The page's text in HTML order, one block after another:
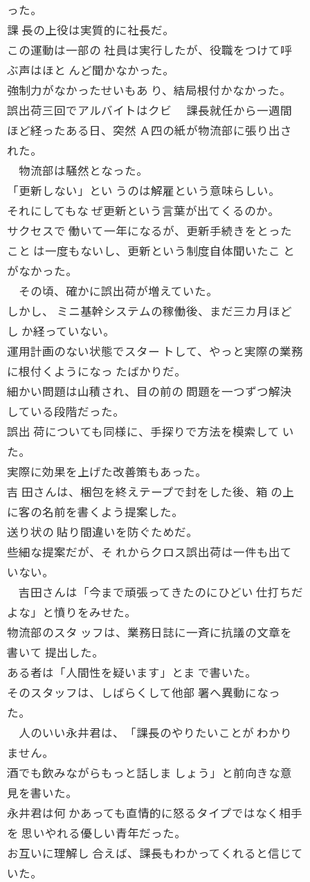
った。
課 長の上役は実質的に社長だ。
この運動は一部の 社員は実行したが、役職をつけて呼
ぶ声はほと んど聞かなかった。
強制力がなかったせいもあ り、結局根付かなかった。
誤出荷三回でアルバイトはクビ 課長就任から一週間
ほど経ったある日、突然 Ａ四の紙が物流部に張り出さ
れた。
物流部は騒然となった。
「更新しない」とい うのは解雇という意味らしい。
それにしてもな ぜ更新という言葉が出てくるのか。
サクセスで 働いて一年になるが、更新手続きをとった
こと は一度もないし、更新という制度自体聞いたこ と
がなかった。
その頃、確かに誤出荷が増えていた。
しかし、 ミニ基幹システムの稼働後、まだ三カ月ほど
し か経っていない。
運用計画のない状態でスター トして、やっと実際の業務
に根付くようになっ たばかりだ。
細かい問題は山積され、目の前の 問題を一つずつ解決
している段階だった。
誤出 荷についても同様に、手探りで方法を模索して い
た。
実際に効果を上げた改善策もあった。
吉 田さんは、梱包を終えテープで封をした後、箱 の上
に客の名前を書くよう提案した。
送り状の 貼り間違いを防ぐためだ。
些細な提案だが、そ れからクロス誤出荷は一件も出て
いない。
吉田さんは「今まで頑張ってきたのにひどい 仕打ちだ
よな」と憤りをみせた。
物流部のスタ ッフは、業務日誌に一斉に抗議の文章を
書いて 提出した。
ある者は「人間性を疑います」とま で書いた。
そのスタッフは、しばらくして他部 署へ異動になっ
た。
人のいい永井君は、「課長のやりたいことが わかり
ません。
酒でも飲みながらもっと話しま しょう」と前向きな意
見を書いた。
永井君は何 かあっても直情的に怒るタイプではなく相手
を 思いやれる優しい青年だった。
お互いに理解し 合えば、課長もわかってくれると信じて
いた。